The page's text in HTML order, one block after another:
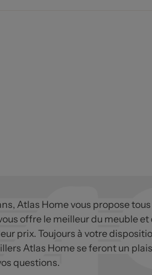
Atlas Home vous propose
offre le meilleur du meuble et
prix. Toujours à votre
Atlas Home se feront un
questions.